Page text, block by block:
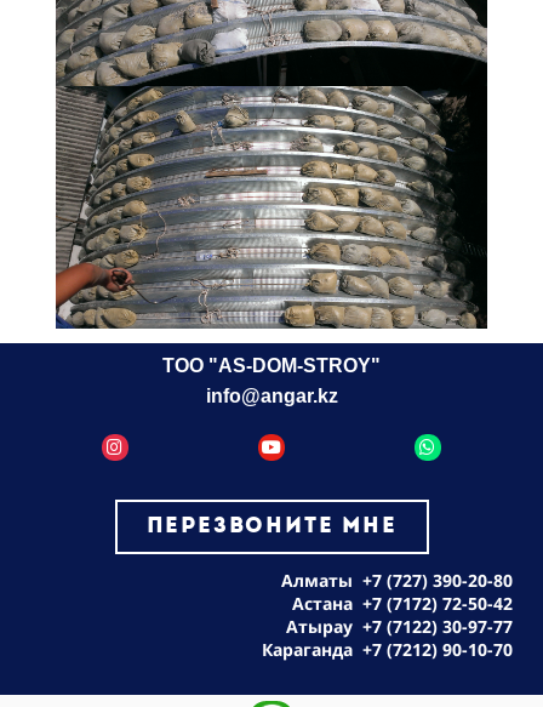
ТОО "AS-DOM-STROY"
info@angar.kz
ПЕРЕЗВОНИТЕ МНЕ
Алматы +7 (727) 390-20-80
Астана +7 (7172) 72-50-42
Атырау +7 (7122) 30-97-77
Караганда +7 (7212) 90-10-70